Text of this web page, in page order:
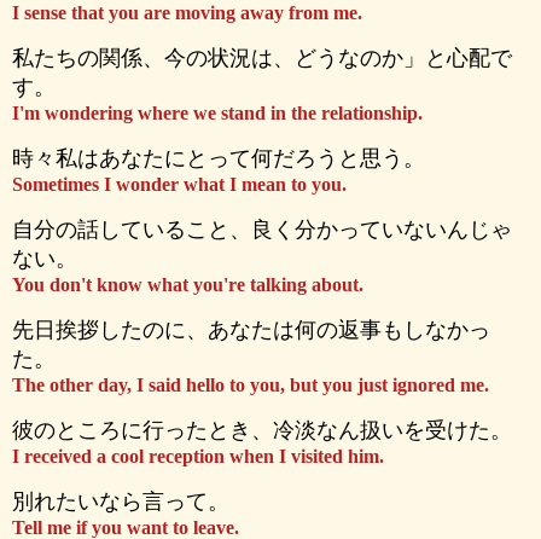
I sense that you are moving away from me.
私たちの関係、今の状況は、どうなのか」と心配で
す。
I'm wondering where we stand in the relationship.
時々私はあなたにとって何だろうと思う。
Sometimes I wonder what I mean to you.
自分の話していること、良く分かっていないんじゃ
ない。
You don't know what you're talking about.
先日挨拶したのに、あなたは何の返事もしなかっ
た。
The other day, I said hello to you, but you just ignored me.
彼のところに行ったとき、冷淡なん扱いを受けた。
I received a cool reception when I visited him.
別れたいなら言って。
Tell me if you want to leave.